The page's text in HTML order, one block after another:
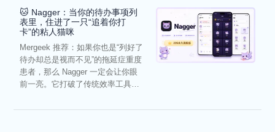
🐱 Nagger：当你的待办事项列
表里，住进了一只“追着你打
卡”的粘人猫咪
Mergeek 推荐：如果你也是“列好了
待办却总是视而不见”的拖延症重度
患者，那么 Nagger 一定会让你眼
前一亮。它打破了传统效率工具冰